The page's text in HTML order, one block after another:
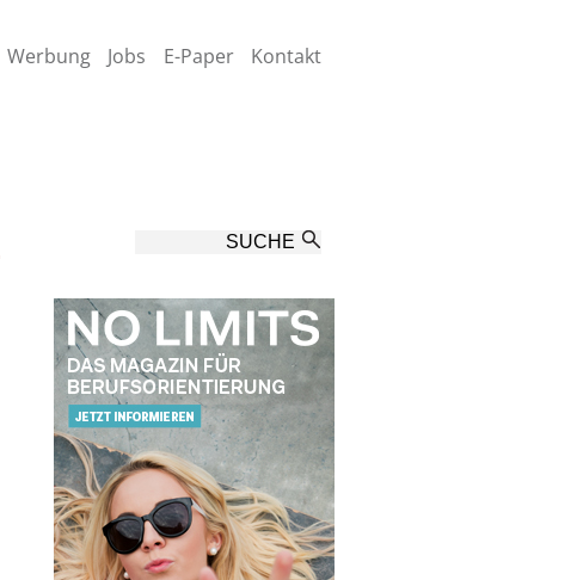
Werbung Jobs E-Paper Kontakt